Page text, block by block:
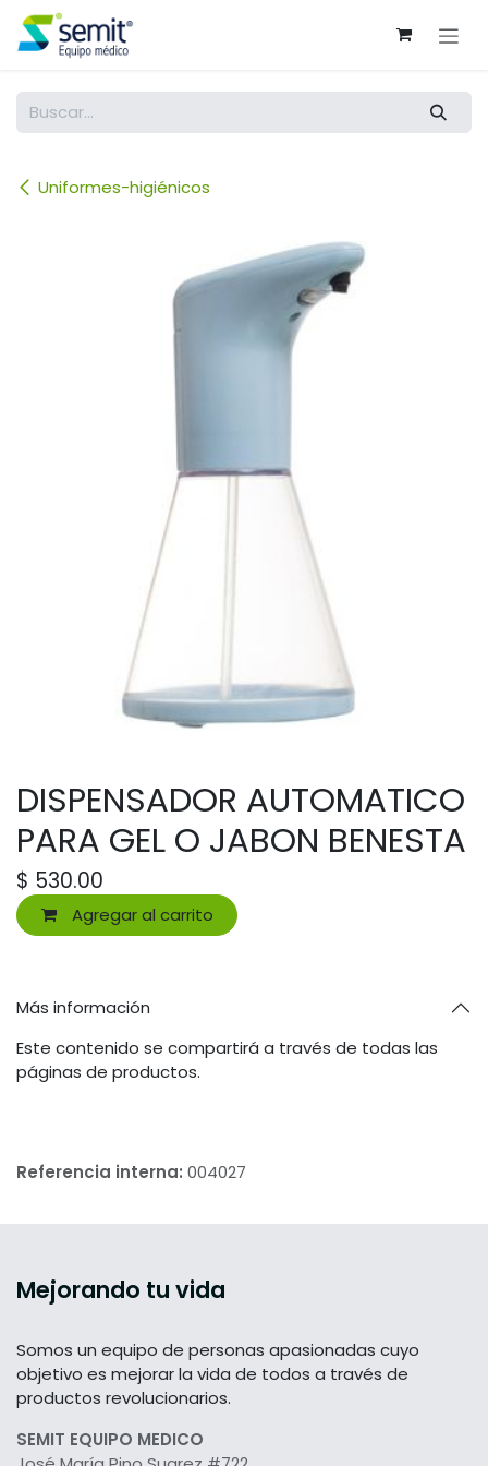
Ir al contenido
Uniformes-higiénicos
DISPENSADOR AUTOMATICO
PARA GEL O JABON BENESTA
$ 530.00
Agregar al carrito
Más información
Este contenido se compartirá a través de todas las
páginas de productos.
Referencia interna: 004027
Mejorando tu vida
Somos un equipo de personas apasionadas cuyo
objetivo es mejorar la vida de todos a través de
productos revolucionarios.
SEMIT EQUIPO MEDICO